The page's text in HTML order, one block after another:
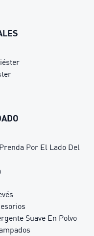
Por El Lado Del
Suave En Polvo